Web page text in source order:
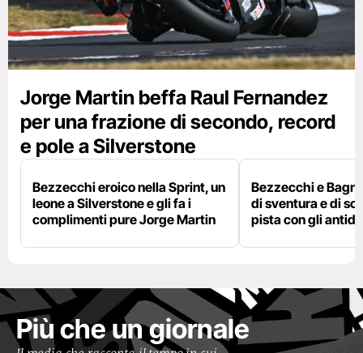
Jorge Martin beffa Raul Fernandez
per una frazione di secondo, record
e pole a Silverstone
Bezzecchi eroico nella Sprint, un
leone a Silverstone e gli fa i
complimenti pure Jorge Martin
Bezzecchi e
di sventura e di
pista con gli
Più che un giornale